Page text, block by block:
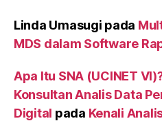
Linda Umasugi pada
MDS dalam Software
Apa Itu SNA (UCINET
Konsultan Analis Data
Digital pada Kenali